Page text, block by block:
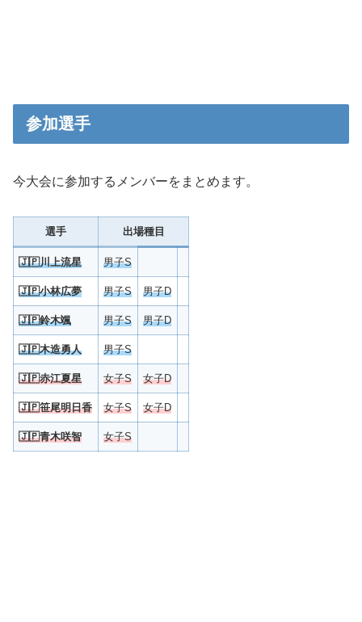
参加選手
今大会に参加するメンバーをまとめます。
選手 出場種目
🇯🇵川上流星 男子S
🇯🇵小林広夢 男子S 男子D
🇯🇵鈴木颯 男子S 男子D
🇯🇵木造勇人 男子S
🇯🇵赤江夏星 女子S 女子D
🇯🇵笹尾明日香 女子S 女子D
🇯🇵青木咲智 女子S